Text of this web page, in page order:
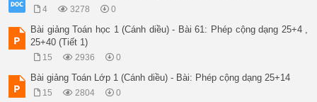
4 3278 0
Bài giảng Toán học 1 (Cánh diều) - Bài 61: Phép cộng dạng 25+4 ,
25+40 (Tiết 1)
15 2936 0
Bài giảng Toán Lớp 1 (Cánh diều) - Bài: Phép cộng dạng 25+14
15 2804 0